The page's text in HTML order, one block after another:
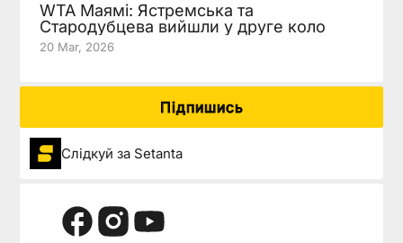
WTA Маямі: Ястремська та
Стародубцева вийшли у друге коло
20 Mar, 2026
Підпишись
Слідкуй за Setanta